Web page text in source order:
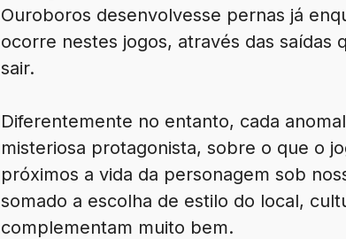
Ouroboros desenvolvesse pernas já
ocorre nestes jogos, através das saídas
sair.
Diferentemente no entanto, cada
misteriosa protagonista, sobre o que o
próximos a vida da personagem sob
somado a escolha de estilo do local,
complementam muito bem.